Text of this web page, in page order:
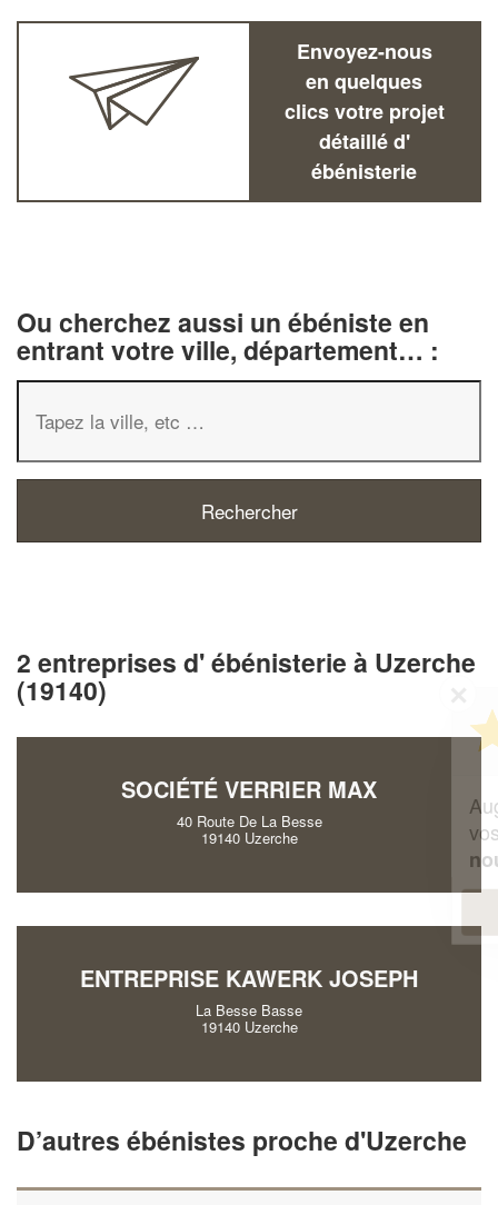
Envoyez-nous
en quelques
clics votre projet
détaillé d'
ébénisterie
Ou cherchez aussi un ébéniste en
entrant votre ville, département… :
2 entreprises d' ébénisterie à Uzerche
(19140)
SOCIÉTÉ VERRIER MAX
40 Route De La Besse
19140 Uzerche
ENTREPRISE KAWERK JOSEPH
La Besse Basse
19140 Uzerche
D’autres ébénistes proche d'Uzerche
professionnel ?
Augmentez votrechiffre d'affaires
et
vosmargestout en gagnant de